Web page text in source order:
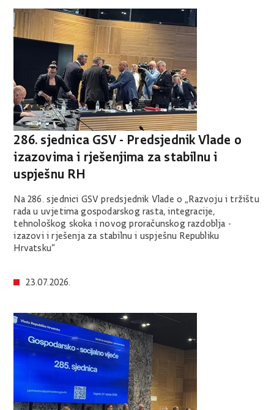
286. sjednica GSV - Predsjednik Vlade o
izazovima i rješenjima za stabilnu i
uspješnu RH
Na 286. sjednici GSV predsjednik Vlade o „​Razvoju i tržištu
rada u uvjetima gospodarskog rasta, integracije,
tehnološkog skoka i novog proračunskog razdoblja -
izazovi i rješenja za stabilnu i uspješnu Republiku
Hrvatsku“
23.07.2026.